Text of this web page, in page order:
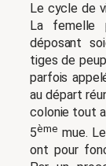
Le cycle de
La femelle
déposant
tiges de
parfois
au départ
colonie tout
5ème mue.
ont pour